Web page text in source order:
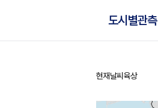
도시별관측
홈
현재날씨 육상